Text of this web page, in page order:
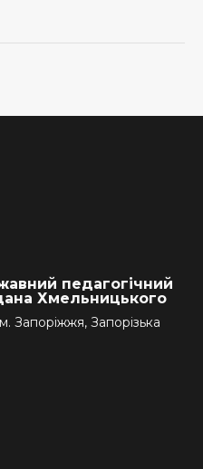
педагогічний
Хмельницького
Запоріжжя, Запорізька